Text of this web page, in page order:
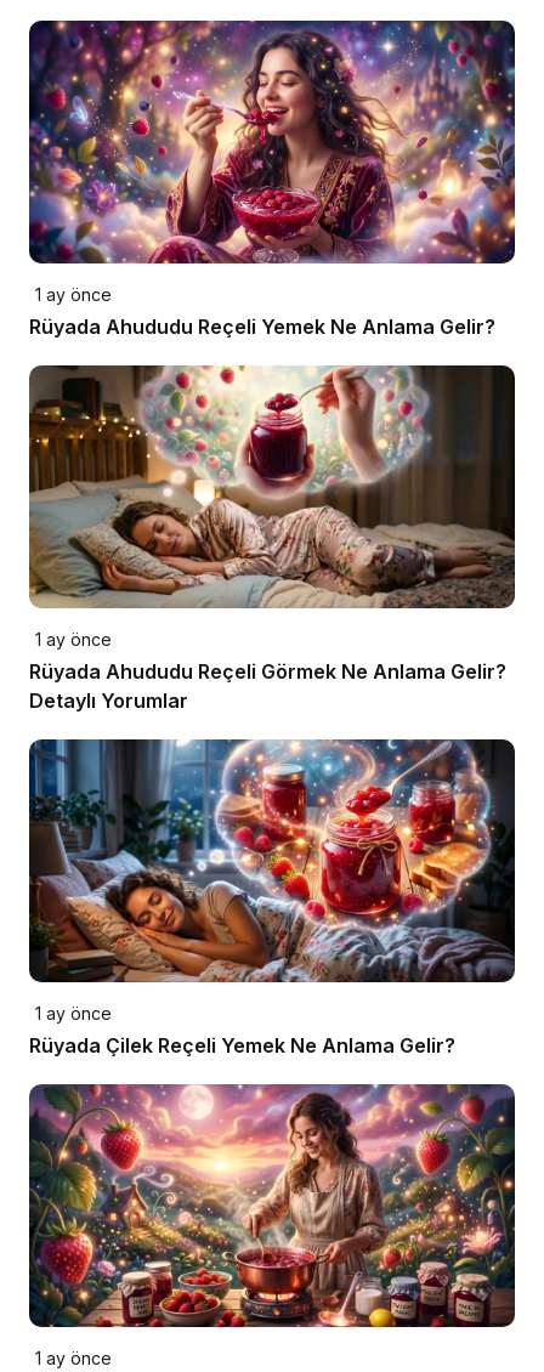
1 ay önce
Rüyada Ahududu Reçeli Yemek Ne Anlama Gelir?
1 ay önce
Rüyada Ahududu Reçeli Görmek Ne Anlama Gelir?
Detaylı Yorumlar
1 ay önce
Rüyada Çilek Reçeli Yemek Ne Anlama Gelir?
1 ay önce